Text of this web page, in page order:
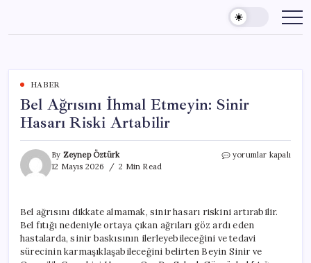
content
HABER
Bel Ağrısını İhmal Etmeyin: Sinir
Hasarı Riski Artabilir
By Zeynep Öztürk
12 Mayıs 2026
2 Min Read
Bel
Hasarı
Riski
Artabilir
için
yorumlar kapalı
Bel ağrısını dikkate almamak, sinir hasarı riskini artırabilir.
Bel fıtığı nedeniyle ortaya çıkan ağrıları göz ardı eden
hastalarda, sinir baskısının ilerleyebileceğini ve tedavi
sürecinin karmaşıklaşabileceğini belirten Beyin Sinir ve